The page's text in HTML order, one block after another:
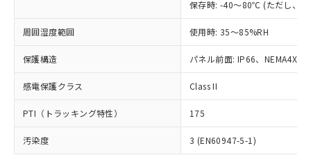
保存時: -40～80℃ (ただし、氷
周囲湿度範囲 使用時: 35～85%RH
保護構造 パネル前面: IP66、NEMA4X,
感電保護クラス Class II
PTI（トラッキング特性） 175
汚染度 3 (EN60947-5-1)
ムロン制御機器販売店・当社販売員に
オムロン制御機器販売店や当社販売拠
販売ネットワーク
」をご確認
在庫状況および標準価格結果を当社の
事前の承諾なく第三者に漏洩または開
示しないようお願いします。
マイパーツ機能（部品リスト作成サー
ビス）をご利用いただくには、I-Web
（DBP） 1000ppm以下、フタル酸ジイソブチル
但し、RoHS指令で産業用監視および制御機器に対する
適用除外項目は除く。
フタル酸エステル類の４物質については閾値を超える意
図的な使用がないことを確認しています。
部品在庫の切り替え状況などにより、予定
月が前後することがあります。
イソブチル) : 1000ppm、 BBP(フタル酸ブチルベンジ
DEHP(フタル酸ビス(2-エチルヘキシル)) : 1000ppm
「ｅ」：有害物質（10物質）のすべてが基
準値以下であることを示します。
「10」：通常の使用状況下において有害物
質が外部に漏えいし、環境に深刻な影響を
及ぼさない年数を意味します。
いよう必要な手段を講じます。
当社は貴社製品を、核兵器、ミサイ
ル、化学兵器、生物兵器またはその他
武器並びにこれらの製造装置等に一切
当社は、貴社製品を第三者に販売する
場合は、上記1、2および3の内容を当
該第三者に通知します。また当社は、
販売先および販売に係わる関係者が違
法に輸出するおそれがある場合は、取
り引きをいたしません。
一定数には満たないが在庫あり
在庫なし(最新の在庫状況につ
いては、お客様のお取引先、ま
たはお客様担当のオムロン制御
機器販売店・当社販売員にご確
受注生産機種、また在庫状況の
情報を公開していない機種